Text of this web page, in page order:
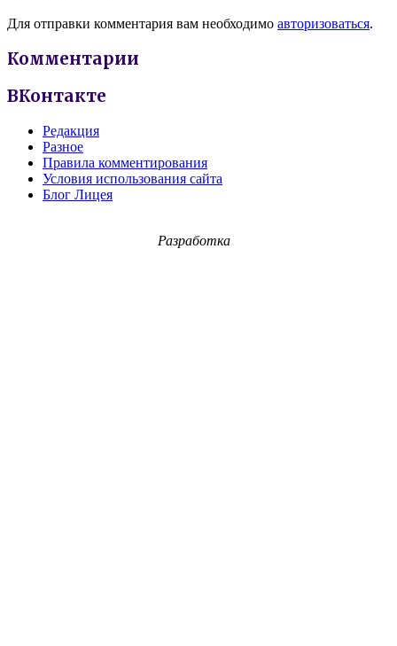
Для отправки комментария вам необходимо авторизоваться.
Комментарии
ВКонтакте
Редакция
Разное
Правила комментирования
Условия использования сайта
Блог Лицея
Разработка